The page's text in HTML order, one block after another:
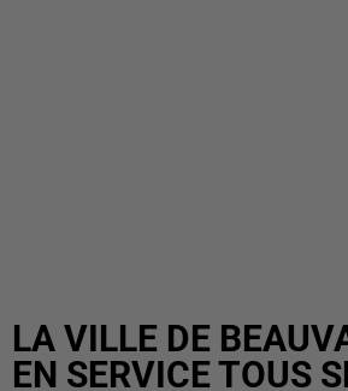
LA VILLE DE
EN SERVICE TOUS